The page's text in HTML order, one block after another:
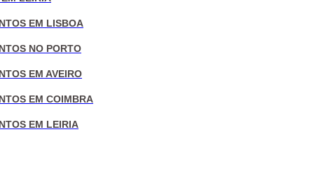
EM LISBOA
NO PORTO
EM AVEIRO
EM COIMBRA
EM LEIRIA